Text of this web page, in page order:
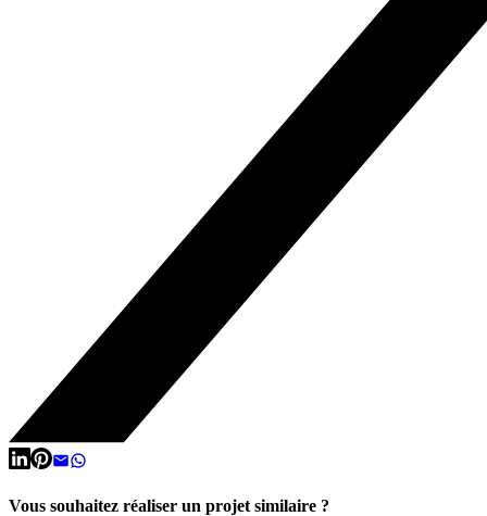
Vous souhaitez réaliser un projet similaire ?